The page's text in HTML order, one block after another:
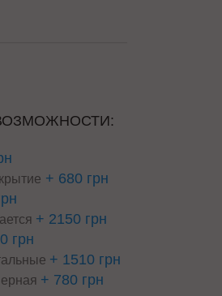
+ 680 грн
+ 2150 грн
грн
+ 1510 грн
+ 780 грн